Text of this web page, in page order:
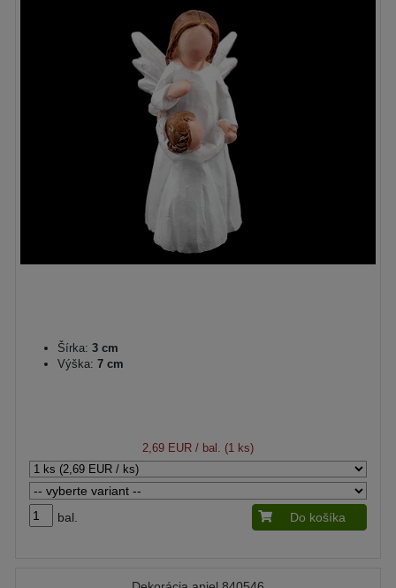
Šírka: 3 cm
Výška: 7 cm
2,69 EUR / bal. (1 ks)
bal. Do košíka